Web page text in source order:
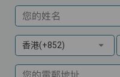
您的姓名
香港(+852)